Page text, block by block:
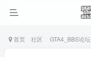
首页 社区 GTA4_BBS论坛